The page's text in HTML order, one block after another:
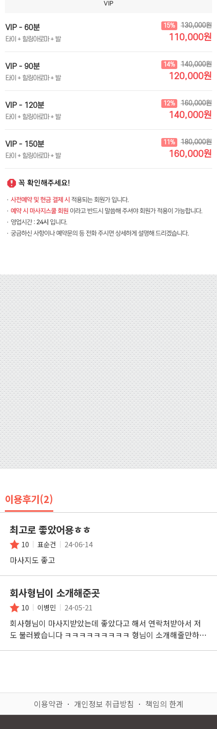
VIP
VIP - 60분
타이 + 힐링아로마 + 발
130,000원
15%
110,000원
VIP - 90분
타이 + 힐링아로마 + 발
140,000원
14%
120,000원
VIP - 120분
타이 + 힐링아로마 + 발
160,000원
12%
140,000원
VIP - 150분
타이 + 힐링아로마 + 발
180,000원
11%
160,000원
꼭 확인해주세요!
· 사전예약 및 현금 결제 시 적용되는 회원가 입니다.
· 예약 시 마사지스쿨 회원 이라고 반드시 말씀해 주셔야 회원가 적용이 가능합니다.
· 영업시간 : 24시 입니다.
· 궁금하신 사항이나 예약문의 등 전화 주시면 상세하게 설명해 드리겠습니다.
이용후기(2)
최고로 좋았어용ㅎㅎ
10 표순건 24-06-14
마사지도 좋고
회사형님이 소개해준곳
10 이병민 24-05-21
회사형님이 마사지받았는데 좋았다고 해서 연락처받아서 저
도 불러봤습니다 ㅋㅋㅋㅋㅋㅋㅋㅋㅋ 형님이 소개해줄만하네
이용약관 ㆍ 개인정보 취급방침 ㆍ 책임의 한계